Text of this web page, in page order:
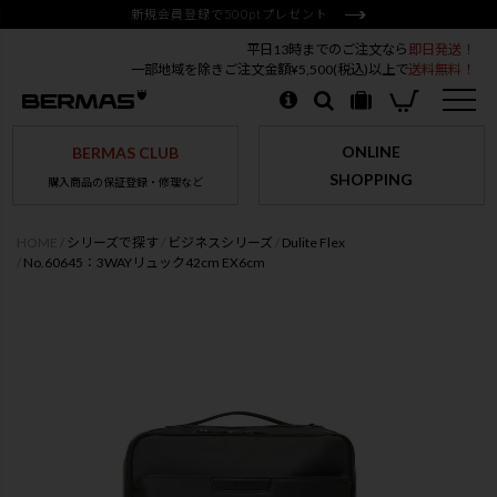
新規会員登録で500ptプレゼント
平日13時までのご注文なら 即日発送！
一部地域を除きご注文金額¥5,500(税込)以上で送料無料！
BERMAS CLUB
購入商品の保証登録・修理など
ONLINE
SHOPPING
シリーズで探す ビジネスシリーズ
Dulite Flex
No.60645：3WAYリュック42cm EX6cm